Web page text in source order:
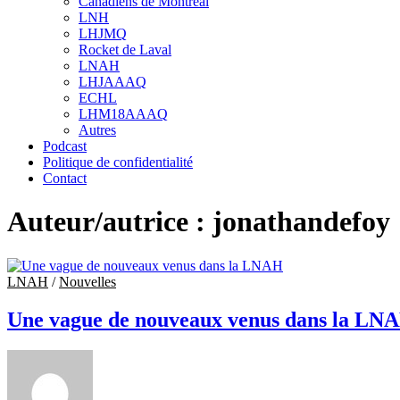
sub
menu
LNH
LHJMQ
Rocket de Laval
LNAH
LHJAAAQ
ECHL
LHM18AAAQ
Autres
Podcast
Politique de confidentialité
Contact
Auteur/autrice : jonathandefoy
LNAH /Nouvelles
Une vague de nouveaux venus dans la